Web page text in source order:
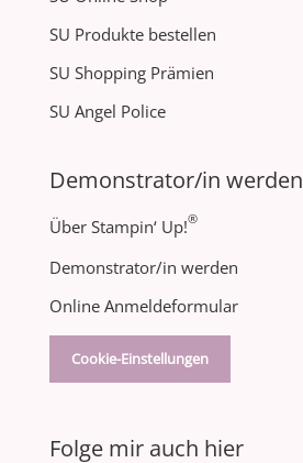
SU Produkte bestellen
SU Shopping Prämien
SU Angel Police
Demonstrator/in werden
Über Stampin‘ Up!®
Demonstrator/in werden
Online Anmeldeformular
Cookie-Einstellungen
Folge mir auch hier